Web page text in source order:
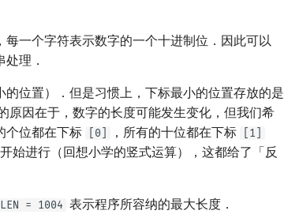
一个字符表示数字的一个十进制位．因此可以
理．
位置）．但是习惯上，下标最小的位置存放的是
原因在于，数字的长度可能发生变化，但我们希
个位都在下标
[0] ，所有的十位都在下标 [1]
始进行（回想小学的竖式运算），这都给了「反
LEN = 1004 表示程序所容纳的最大长度．